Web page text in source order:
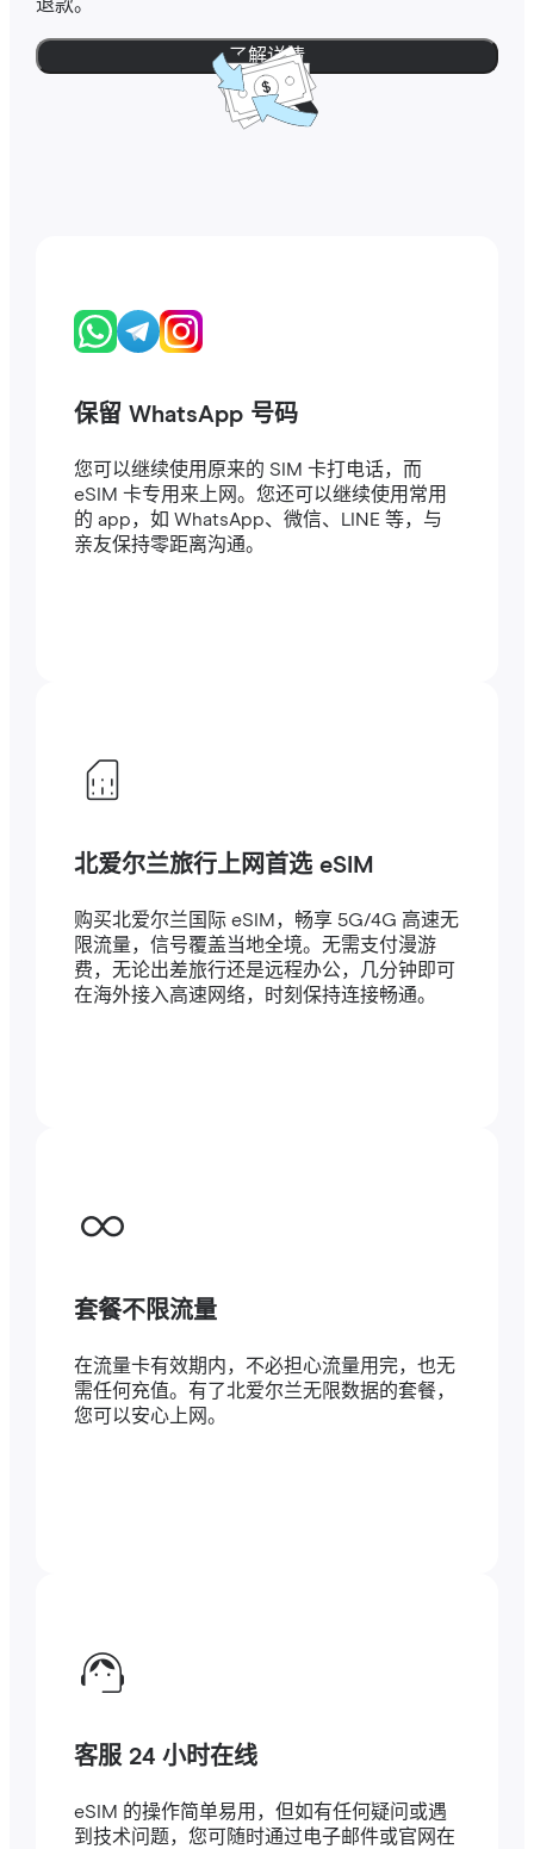
退款。
了解详情
保留 WhatsApp 号码
您可以继续使用原来的 SIM 卡打电话，而
eSIM 卡专用来上网。您还可以继续使用常用
的 app，如 WhatsApp、微信、LINE 等，与
亲友保持零距离沟通。
北爱尔兰旅行上网首选 eSIM
购买北爱尔兰国际 eSIM，畅享 5G/4G 高速无
限流量，信号覆盖当地全境。无需支付漫游
费，无论出差旅行还是远程办公，几分钟即可
在海外接入高速网络，时刻保持连接畅通。
套餐不限流量
在流量卡有效期内，不必担心流量用完，也无
需任何充值。有了北爱尔兰无限数据的套餐，
您可以安心上网。
客服 24 小时在线
eSIM 的操作简单易用，但如有任何疑问或遇
到技术问题，您可随时通过电子邮件或官网在